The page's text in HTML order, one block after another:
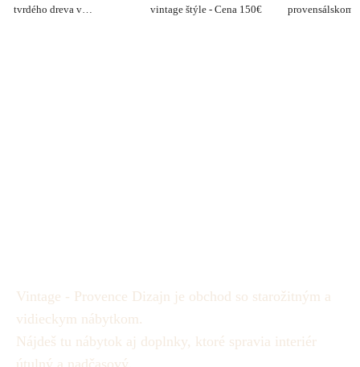
tvrdého dreva v
vintage štýle - Cena 150€
provensálskom
Vintage - Provence Dizajn je obchod so starožitným a
vidieckym nábytkom.
Nájdeš tu nábytok aj doplnky, ktoré spravia interiér
útulný a nadčasový.